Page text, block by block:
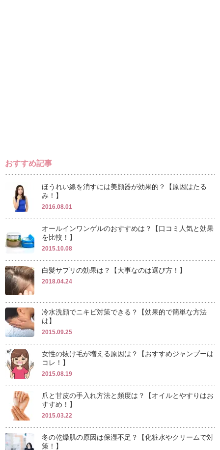
おすすめ記事
ほうれい線を消すには美顔器が効果的？【原因はたる
み！】
2016.08.01
オールインワンゲルのおすすめは？【口コミ人気と効果
を比較！】
2015.10.08
白髪サプリの効果は？【大事なのは選び方！】
2018.04.24
冷水洗顔でニキビ対策できる？【効果的で簡単な方法
は】
2015.09.25
女性の抜け毛が増える原因は？【おすすめジャンプーは
コレ！】
2015.08.19
爪と甘皮の手入れ方法と頻度は？【オイルとやすりはお
すすめ！】
2015.03.22
冬の乾燥肌の原因は保湿不足？【化粧水やクリームで対
策！】